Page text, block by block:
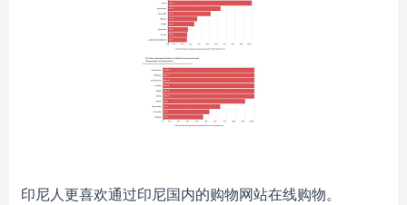
印尼人更喜欢通过印尼国内的购物网站在线购物。